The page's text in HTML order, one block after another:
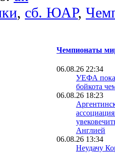
, сб. ЮАР,
Чемпионаты
06.08.26 22:34
УЕФА пока
бойкота
06.08.26 18:23
Англией
06.08.26 13:34
Неудачу